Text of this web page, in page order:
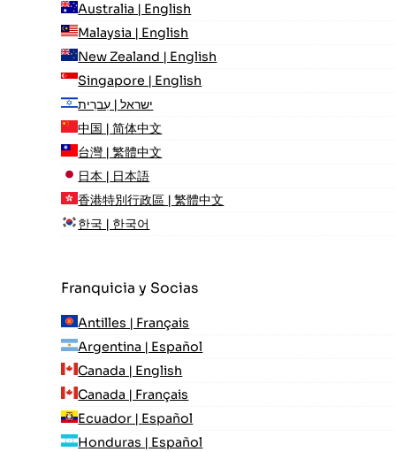
Australia | English
Malaysia | English
New Zealand | English
Singapore | English
ישראל | עִברִית
中国 | 简体中文
台灣 | 繁體中文
日本 | 日本語
香港特別行政區 | 繁體中文
한국 | 한국어
Franquicia y Socias
Antilles | Français
Argentina | Español
Canada | English
Canada | Français
Ecuador | Español
Honduras | Español